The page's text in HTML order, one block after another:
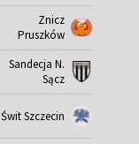
Znicz
Pruszków
Sandecja N.
Sącz
Świt Szczecin